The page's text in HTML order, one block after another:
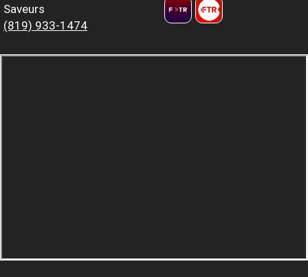
Saveurs
(819) 933-1474